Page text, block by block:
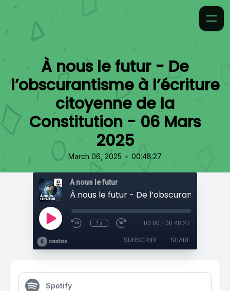
À nous le futur - De
l’obscurantisme à l’écriture
citoyenne de la
Constitution - 06 Mars
2025
March 06, 2025 • 00:48:27
À nous le futur
1x 00:00 / 00:48:27
SUBSCRIBE SHARE
Spotify